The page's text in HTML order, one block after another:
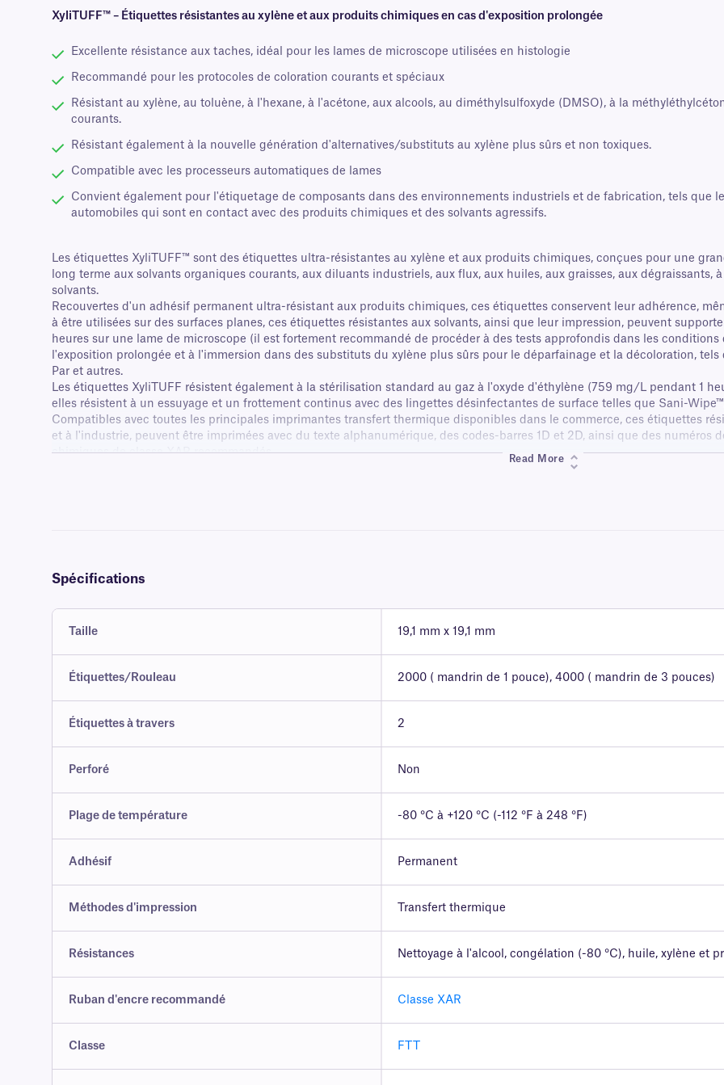
XyliTUFF™ – Étiquettes résistantes au xylène et aux produits chimiques en cas d'exposition prolongée
Excellente résistance aux taches, idéal pour les lames de microscope utilisées en histologie
Recommandé pour les protocoles de coloration courants et spéciaux
Résistant au xylène, au toluène, à l'hexane, à l'acétone, aux alcools, au diméthylsulfoxyde (DMSO), à la
courants.
Résistant également à la nouvelle génération d'alternatives/substituts au xylène plus sûrs et non toxiques.
Compatible avec les processeurs automatiques de lames
Convient également pour l'étiquetage de composants dans des environnements industriels et de fabrication, tels que
automobiles qui sont en contact avec des produits chimiques et des solvants agressifs.
Les étiquettes XyliTUFF™ sont des étiquettes ultra-résistantes au xylène et aux produits chimiques, conçues pour une
long terme aux solvants organiques courants, aux diluants industriels, aux flux, aux huiles, aux graisses, aux
solvants.
Recouvertes d'un adhésif permanent ultra-résistant aux produits chimiques, ces étiquettes conservent leur adhérence,
à être utilisées sur des surfaces planes, ces étiquettes résistantes aux solvants, ainsi que leur impression, peuvent
heures sur une lame de microscope (il est fortement recommandé de procéder à des tests approfondis dans les
l'exposition prolongée et à l'immersion dans des substituts du xylène plus sûrs pour le déparfainage et la décoloration,
Par et autres.
Les étiquettes XyliTUFF résistent également à la stérilisation standard au gaz à l'oxyde d'éthylène (759 mg/L pendant 1
elles résistent à un essuyage et un frottement continus avec des lingettes désinfectantes de surface telles que Sani-
Compatibles avec toutes les principales imprimantes transfert thermique disponibles dans le commerce, ces étiquettes
et à l'industrie, peuvent être imprimées avec du texte alphanumérique, des codes-barres 1D et 2D, ainsi que des numéros
chimiques de classe XAR recommandés.
Read More
Spécifications
Taille 19,1 mm x 19,1 mm
Étiquettes/Rouleau 2000 ( mandrin de 1 pouce), 4000 ( mandrin de 3 pouces)
Étiquettes à travers 2
Perforé Non
Plage de température -80 °C à +120 °C (-112 °F à 248 °F)
Adhésif Permanent
Méthodes d'impression Transfert thermique
Résistances Nettoyage à l'alcool, congélation (-80 °C), huile, xylène et
Ruban d'encre recommandé Classe XAR
Classe FTT